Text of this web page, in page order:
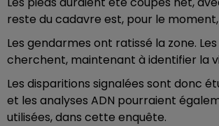
reste du cadavre est, pour le
Les gendarmes ont ratissé la zone.
cherchent, maintenant à identifier la
Les disparitions signalées sont donc
et les analyses ADN pourraient
utilisées, dans cette enquête.